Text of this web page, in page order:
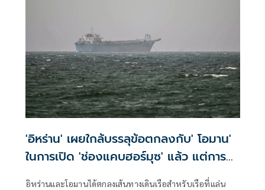
'อิหร่าน' เผยใกล้บรรลุข้อตกลงกับ' โอมาน'
ในการเปิด 'ช่องแคบฮอร์มุซ' แล้ว แต่การ
อิหร่านและโอมานได้ตกลงเส้นทางเดินเรือสำหรับเรือที่แล่น